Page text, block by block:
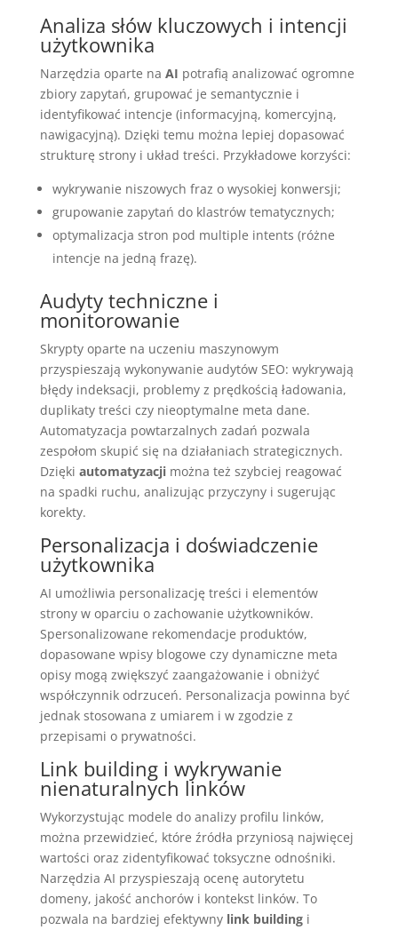
Analiza słów kluczowych i intencji
użytkownika
Narzędzia oparte na AI potrafią analizować ogromne
zbiory zapytań, grupować je semantycznie i
identyfikować intencje (informacyjną, komercyjną,
nawigacyjną). Dzięki temu można lepiej dopasować
strukturę strony i układ treści. Przykładowe korzyści:
wykrywanie niszowych fraz o wysokiej konwersji;
grupowanie zapytań do klastrów tematycznych;
optymalizacja stron pod multiple intents (różne
intencje na jedną frazę).
Audyty techniczne i
monitorowanie
Skrypty oparte na uczeniu maszynowym
przyspieszają wykonywanie audytów SEO: wykrywają
błędy indeksacji, problemy z prędkością ładowania,
duplikaty treści czy nieoptymalne meta dane.
Automatyzacja powtarzalnych zadań pozwala
zespołom skupić się na działaniach strategicznych.
Dzięki automatyzacjimożna też szybciej reagować
na spadki ruchu, analizując przyczyny i sugerując
korekty.
Personalizacja i doświadczenie
użytkownika
AI umożliwia personalizację treści i elementów
strony w oparciu o zachowanie użytkowników.
Spersonalizowane rekomendacje produktów,
dopasowane wpisy blogowe czy dynamiczne meta
opisy mogą zwiększyć zaangażowanie i obniżyć
współczynnik odrzuceń. Personalizacja powinna być
jednak stosowana z umiarem i w zgodzie z
przepisami o prywatności.
Link building i wykrywanie
nienaturalnych linków
Wykorzystując modele do analizy profilu linków,
można przewidzieć, które źródła przyniosą najwięcej
wartości oraz zidentyfikować toksyczne odnośniki.
Narzędzia AI przyspieszają ocenę autorytetu
domeny, jakość anchorów i kontekst linków. To
pozwala na bardziej efektywny link buildingi